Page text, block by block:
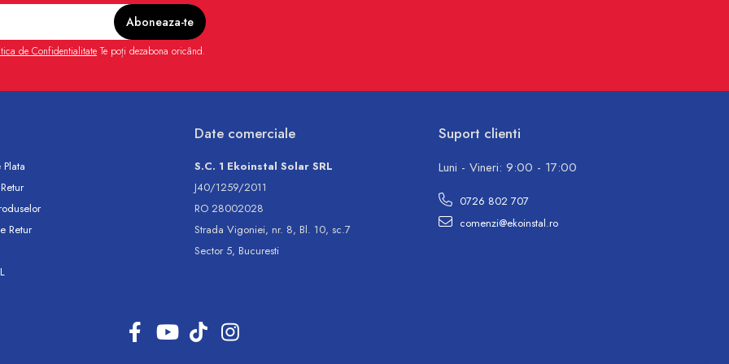
de Confidentialitate Te poți dezabona oricând.
Retur
Date comerciale
S.C. 1 Ekoinstal Solar SRL
J40/1259/2011
RO 28002028
Strada Vigoniei, nr. 8, Bl. 10, sc.7
Sector 5, Bucuresti
Suport clienti
Luni - Vineri: 9:00 - 17:00
0726 802 707
comenzi@ekoinstal.ro